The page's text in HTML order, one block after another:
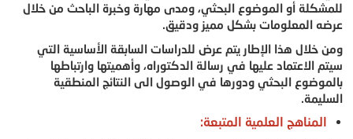
للمشكلة أو الموضوع البحثي، ومدى مهارة وخبرة الباحث من خلال
عرضه المعلومات بشكل مميز ودقيق.
ومن خلال هذا الإطار يتم عرض للدراسات السابقة الأساسية التي
سيتم الاعتماد عليها في رسالة الدكتوراه، وأهميتها وارتباطها
بالموضوع البحثي ودورها في الوصول الى النتائج المنطقية
السليمة.
المناهج العلمية المتبعة: